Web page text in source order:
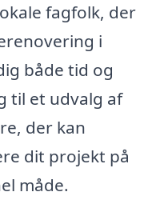
fagfolk, der
i
både tid og
til et udvalg af
der kan
dit projekt på
måde.